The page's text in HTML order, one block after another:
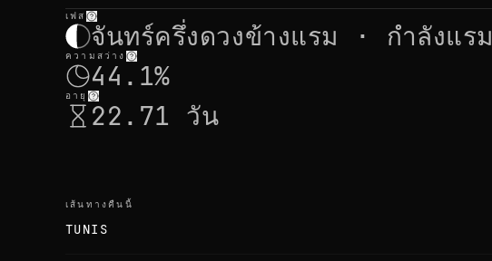
วันที่เลือก แสง ตำแหน่ง
เฟส
จันทร์ครึ่งดวงข้างแรม · กำลังแรม
ความสว่าง
44.1%
อายุ
22.71 วัน
เส้นทางคืนนี้
TUNIS